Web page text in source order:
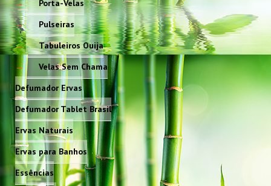
Porta-Velas
Pulseiras
Tabuleiros Ouija
Velas Sem Chama
Defumador Ervas
Defumador Tablet Brasil
Ervas Naturais
Ervas para Banhos
Essências